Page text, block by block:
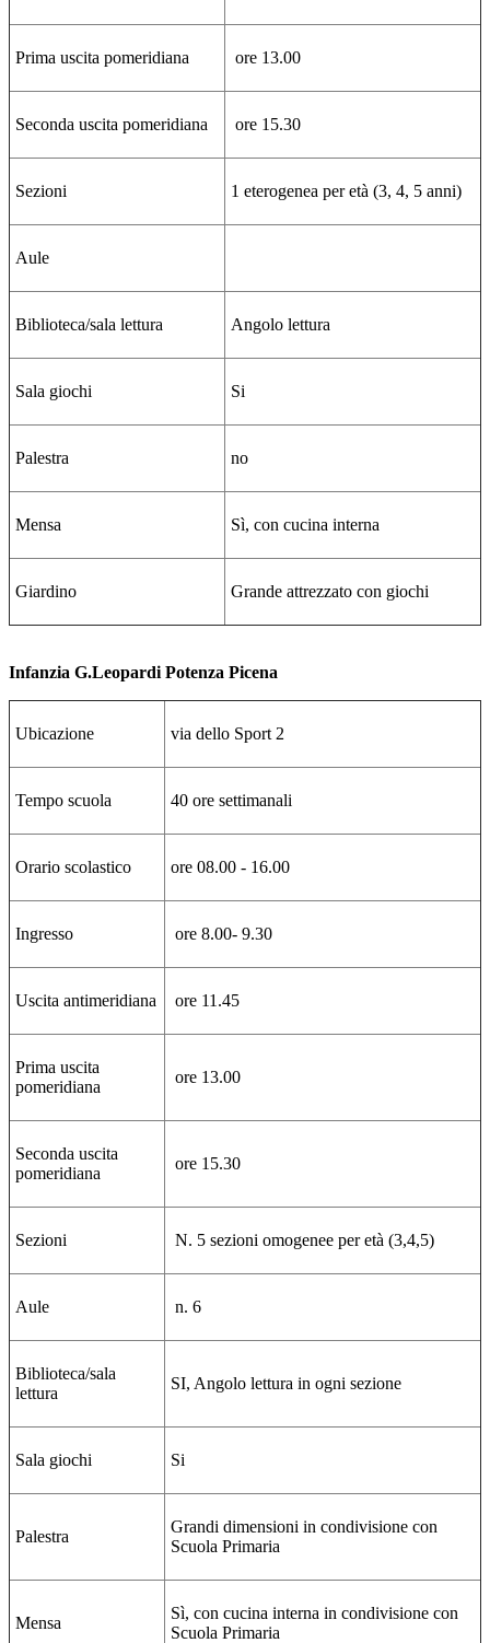
Prima uscita pomeridiana ore 13.00
Seconda uscita pomeridiana ore 15.30
Sezioni 1 eterogenea per età (3, 4, 5 anni)
Aule
Biblioteca/sala lettura Angolo lettura
Sala giochi Si
Palestra no
Mensa Sì, con cucina interna
Giardino Grande attrezzato con giochi
Infanzia G.Leopardi Potenza Picena
Ubicazione via dello Sport 2
Tempo scuola 40 ore settimanali
Orario scolastico ore 08.00 - 16.00
Ingresso ore 8.00- 9.30
Uscita antimeridiana ore 11.45
Prima uscita
pomeridiana
ore 13.00
Seconda uscita
pomeridiana
ore 15.30
Sezioni N. 5 sezioni omogenee per età (3,4,5)
Aule n. 6
Biblioteca/sala
lettura
SI, Angolo lettura in ogni sezione
Sala giochi Si
Palestra
Grandi dimensioni in condivisione con
Scuola Primaria
Mensa
Sì, con cucina interna in condivisione con
Scuola Primaria